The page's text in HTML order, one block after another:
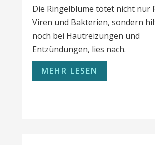
Die Ringelblume tötet nicht nur
Viren und Bakterien, sondern
noch bei Hautreizungen und
Entzündungen, lies nach.
MEHR LESEN